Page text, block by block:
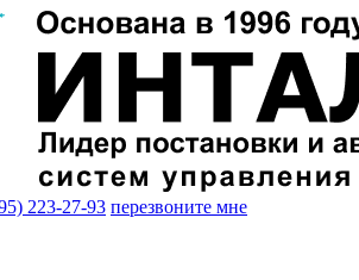
223-27-93 перезвоните мне